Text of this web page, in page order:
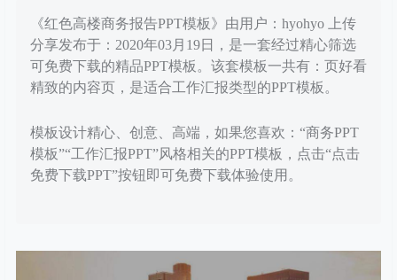
《红色高楼商务报告PPT模板》由用户：hyohyo 上传
分享发布于：2020年03月19日，是一套经过精心筛选
可免费下载的精品PPT模板。该套模板一共有：页好看
精致的内容页，是适合工作汇报类型的PPT模板。
模板设计精心、创意、高端，如果您喜欢：“商务PPT
模板”“工作汇报PPT”风格相关的PPT模板，点击“点击
免费下载PPT”按钮即可免费下载体验使用。